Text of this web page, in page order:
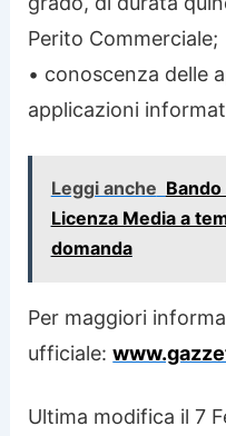
Perito Commerciale;
• conoscenza delle
applicazioni
Leggi anche
Licenza Media a
domanda
Per maggiori
ufficiale:
Ultima modifica il 7